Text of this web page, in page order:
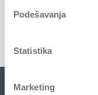
Podešavanja
Statistika
Marketing